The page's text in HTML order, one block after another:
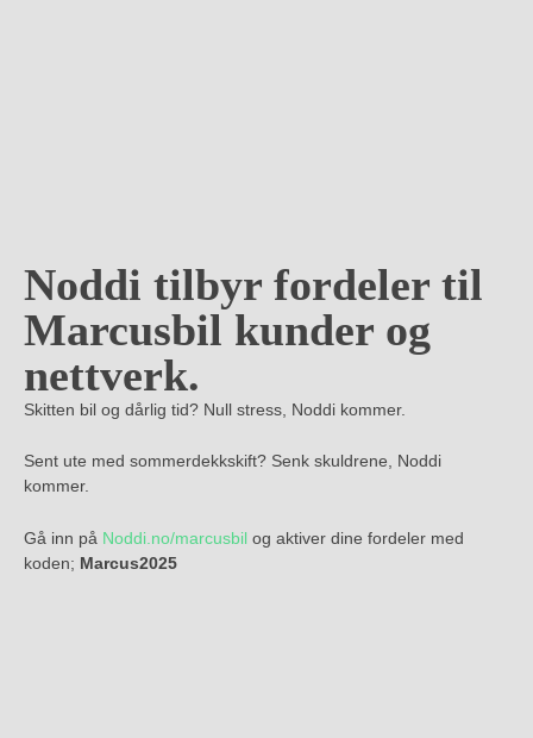
Noddi tilbyr fordeler til
Marcusbil kunder og
nettverk.
Skitten bil og dårlig tid? Null stress, Noddi kommer.
Sent ute med sommerdekkskift? Senk skuldrene, Noddi
kommer.
Gå inn på Noddi.no/marcusbil og aktiver dine fordeler med
koden; Marcus2025